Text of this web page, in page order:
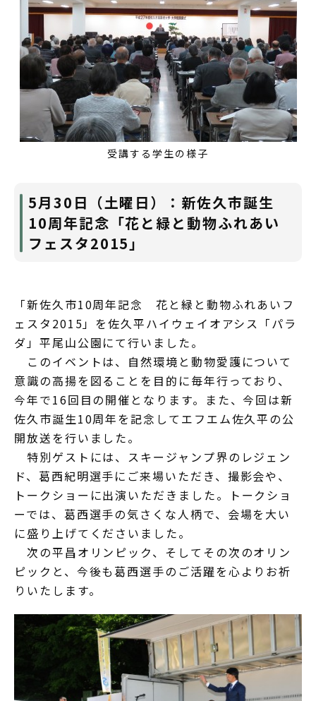
受講する学生の様子
5月30日（土曜日）：新佐久市誕生
10周年記念「花と緑と動物ふれあい
フェスタ2015」
「新佐久市10周年記念 花と緑と動物ふれあいフ
ェスタ2015」を佐久平ハイウェイオアシス「パラ
ダ」平尾山公園にて行いました。
このイベントは、自然環境と動物愛護について
意識の高揚を図ることを目的に毎年行っており、
今年で16回目の開催となります。また、今回は新
佐久市誕生10周年を記念してエフエム佐久平の公
開放送を行いました。
特別ゲストには、スキージャンプ界のレジェン
ド、葛西紀明選手にご来場いただき、撮影会や、
トークショーに出演いただきました。トークショ
ーでは、葛西選手の気さくな人柄で、会場を大い
に盛り上げてくださいました。
次の平昌オリンピック、そしてその次のオリン
ピックと、今後も葛西選手のご活躍を心よりお祈
りいたします。